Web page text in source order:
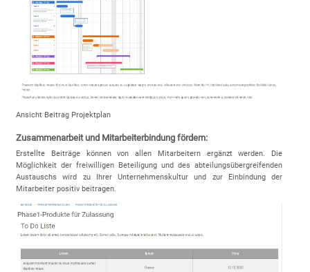
Ansicht Beitrag Projektplan
Zusammenarbeit und Mitarbeiterbindung fördern:
Erstellte Beiträge können von allen Mitarbeitern ergänzt werden. Die
Möglichkeit der freiwilligen Beteiligung und des abteilungsübergreifenden
Austauschs wird zu Ihrer Unternehmenskultur und zur Einbindung der
Mitarbeiter positiv beitragen.